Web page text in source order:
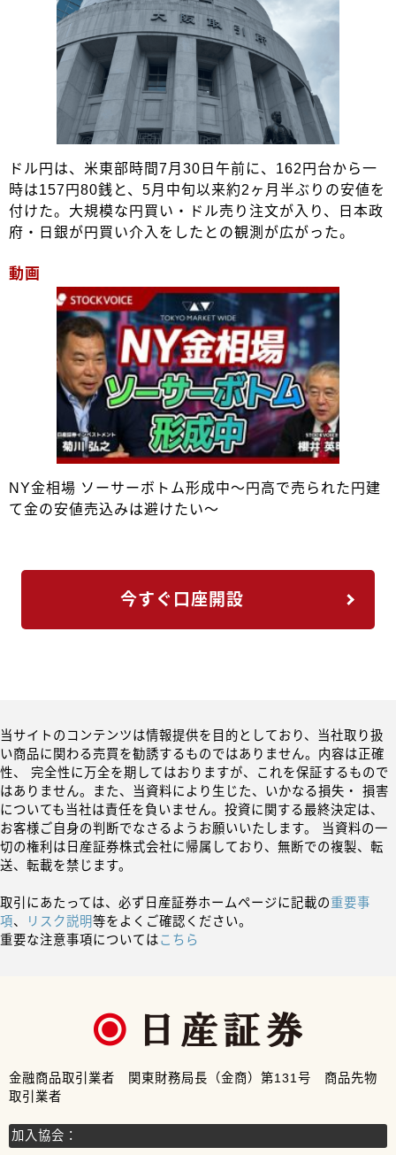
ドル円は、米東部時間7月30日午前に、162円台から一
時は157円80銭と、5月中旬以来約2ヶ月半ぶりの安値を
付けた。大規模な円買い・ドル売り注文が入り、日本政
府・日銀が円買い介入をしたとの観測が広がった。
動画
NY金相場 ソーサーボトム形成中～円高で売られた円建
て金の安値売込みは避けたい～
今すぐ口座開設
当サイトのコンテンツは情報提供を目的としており、当社取り扱
い商品に関わる売買を勧誘するものではありません。内容は正確
性、 完全性に万全を期してはおりますが、これを保証するもので
はありません。また、当資料により生じた、いかなる損失・ 損害
についても当社は責任を負いません。投資に関する最終決定は、
お客様ご自身の判断でなさるようお願いいたします。 当資料の一
切の権利は日産証券株式会社に帰属しており、無断での複製、転
送、転載を禁じます。
取引にあたっては、必ず日産証券ホームページに記載の重要事
項、 リスク説明等をよくご確認ください。
重要な注意事項についてはこちら
金融商品取引業者 関東財務局長（金商）第131号 商品先物
取引業者
加入協会：